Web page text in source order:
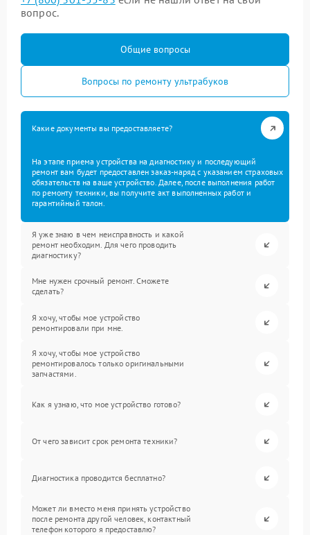
вопрос.
Общие вопросы
Вопросы по ремонту ультрабуков
Какие документы вы предоставляете?
На этапе приема устройства на диагностику и последующий
ремонт вам будет предоставлен заказ-наряд с указанием страховых
обязательств на ваше устройство. Далее, после выполнения работ
по ремонту техники, вы получите акт выполненных работ и
гарантийный талон.
Я уже знаю в чем неисправность и какой
ремонт необходим. Для чего проводить
диагностику?
Мне нужен срочный ремонт. Сможете
сделать?
Я хочу, чтобы мое устройство
ремонтировали при мне.
Я хочу, чтобы мое устройство
ремонтировалось только оригинальными
запчастями.
Как я узнаю, что мое устройство готово?
От чего зависит срок ремонта техники?
Диагностика проводится бесплатно?
Может ли вместо меня принять устройство
после ремонта другой человек, контактный
телефон которого я предоставлю?